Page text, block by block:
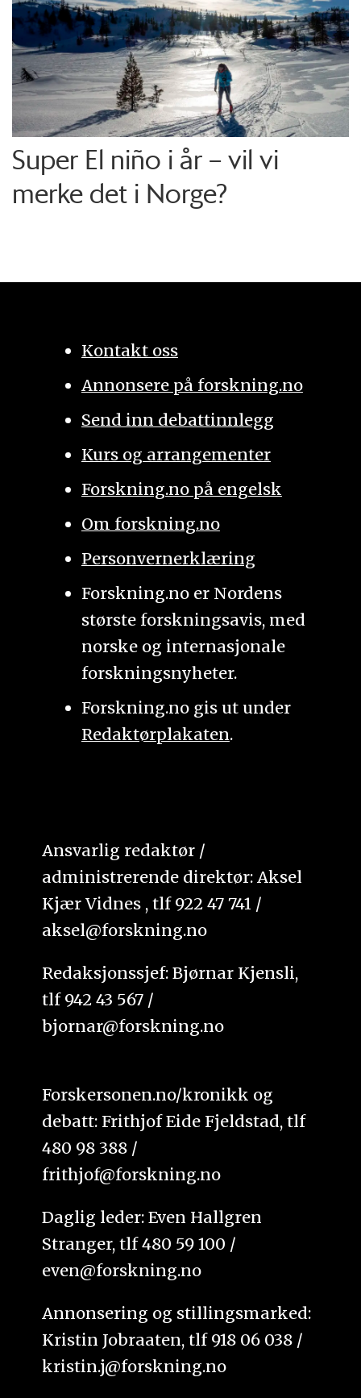
Super El niño i år – vil vi
merke det i Norge?
Kontakt oss
Annonsere på forskning.no
Send inn debattinnlegg
Kurs og arrangementer
Forskning.no på engelsk
Om forskning.no
Personvernerklæring
Forskning.no er Nordens
største forskningsavis, med
norske og internasjonale
forskningsnyheter.
Forskning.no gis ut under
Redaktørplakaten.
Ansvarlig redaktør /
administrerende direktør: Aksel
Kjær Vidnes , tlf 922 47 741 /
aksel@forskning.no
Redaksjonssjef: Bjørnar Kjensli,
tlf 942 43 567 /
bjornar@forskning.no
Forskersonen.no/kronikk og
debatt: Frithjof Eide Fjeldstad, tlf
480 98 388 /
frithjof@forskning.no
Daglig leder: Even Hallgren
Stranger, tlf 480 59 100 /
even@forskning.no
Annonsering og stillingsmarked:
Kristin Jobraaten, tlf 918 06 038 /
kristin.j@forskning.no